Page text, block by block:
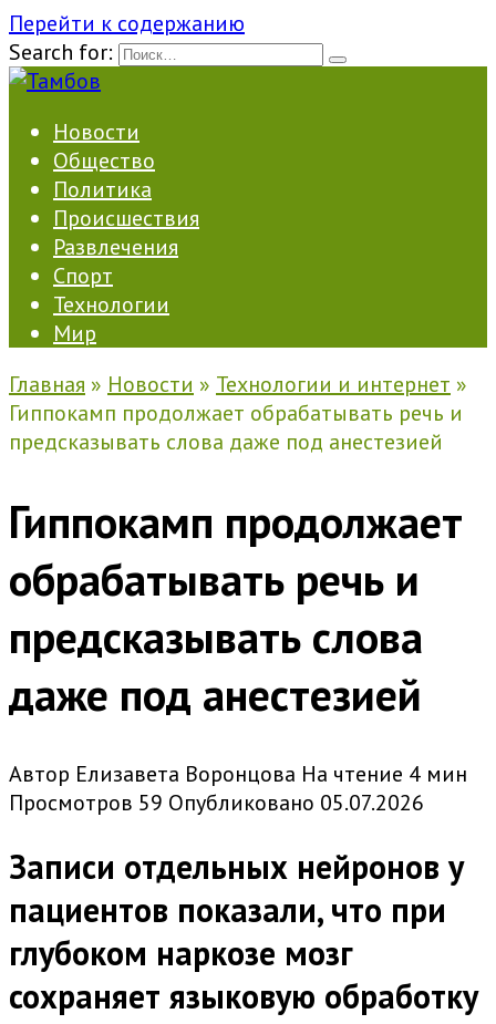
Перейти к содержанию
Search for:
Новости
Общество
Политика
Происшествия
Развлечения
Спорт
Технологии
Мир
Главная » Новости » Технологии и интернет »
Гиппокамп продолжает обрабатывать речь и
предсказывать слова даже под анестезией
Гиппокамп продолжает
обрабатывать речь и
предсказывать слова
даже под анестезией
Автор Елизавета Воронцова На чтение 4 мин
Просмотров 59 Опубликовано 05.07.2026
Записи отдельных нейронов у
пациентов показали, что при
глубоком наркозе мозг
сохраняет языковую обработку